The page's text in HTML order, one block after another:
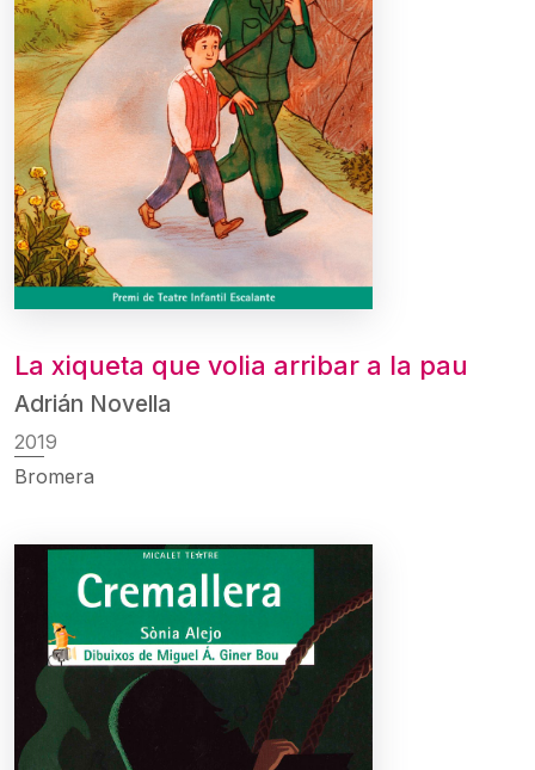
La xiqueta que volia arribar a la pau
Adrián Novella
2019
Bromera